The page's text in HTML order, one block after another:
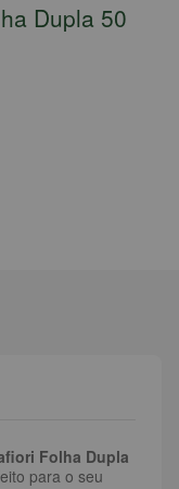
Dupla 50
Folha Dupla
para o seu